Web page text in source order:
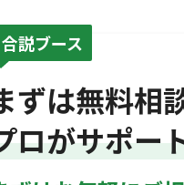
説ブース
ずは無料相
ロがサポー